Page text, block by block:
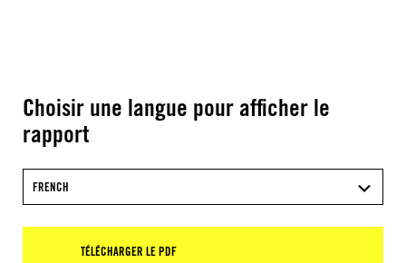
Choisir une langue pour afficher le
rapport
FRENCH
TÉLÉCHARGER LE PDF